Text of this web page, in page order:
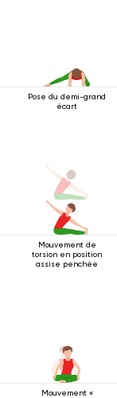
Pose du demi-grand
écart
Mouvement de
torsion en position
assise penchée
Mouvement «